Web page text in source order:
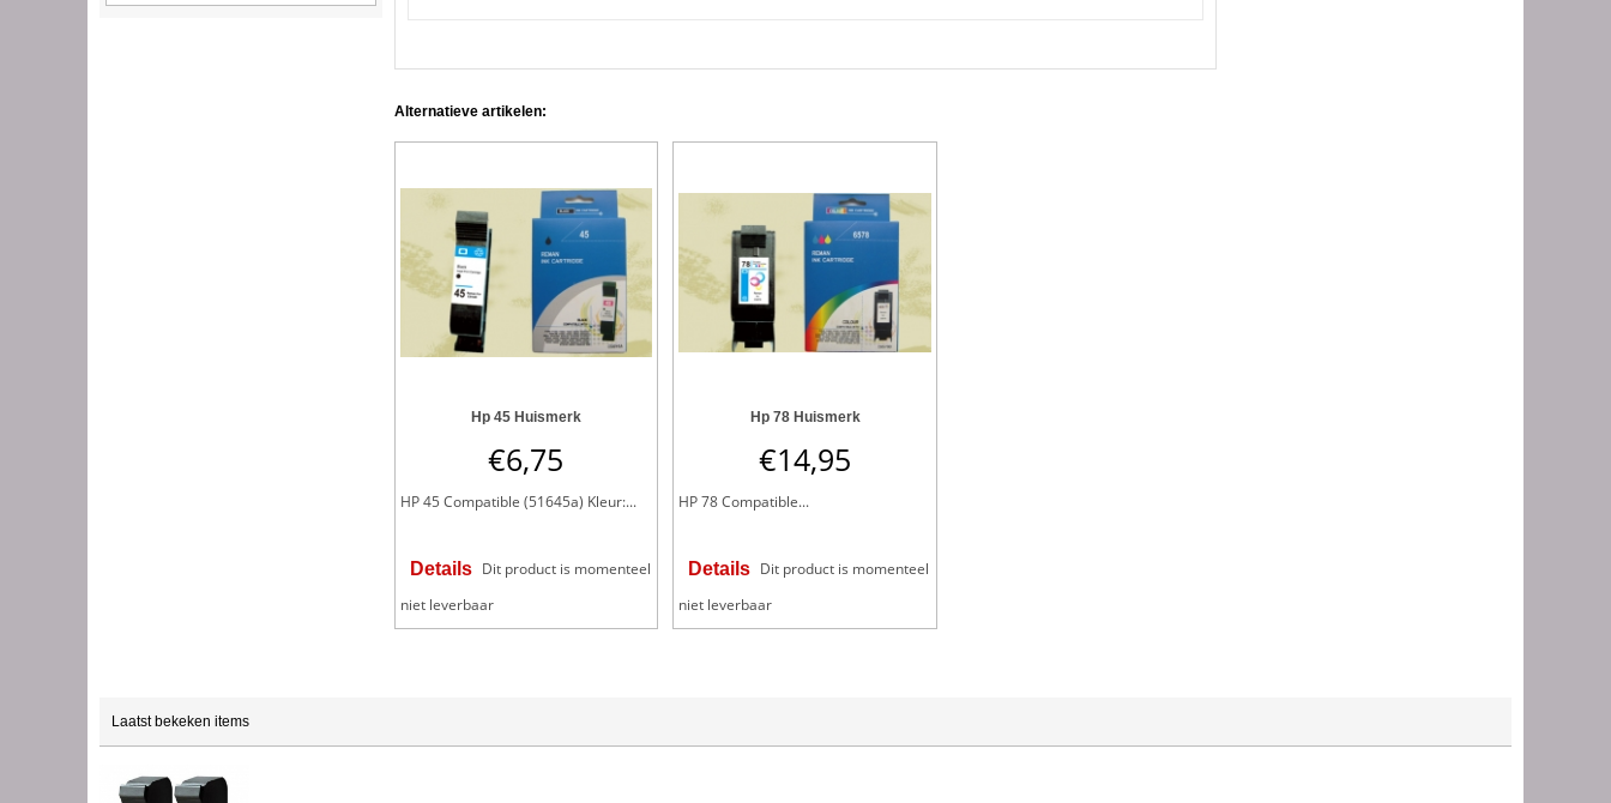
Alternatieve artikelen:
Hp 45 Huismerk
€6,75
HP 45 Compatible (51645a) Kleur:...
Details Dit product is momenteel
niet leverbaar
Hp 78 Huismerk
€14,95
HP 78 Compatible...
Details Dit product is momenteel
niet leverbaar
Laatst bekeken items